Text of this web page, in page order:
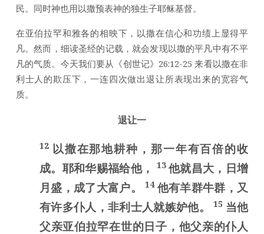
民。同时神也用以撒预表神的独生子耶稣基督。
在亚伯拉罕和雅各的相映下，以撒在信心和功绩上显得平
凡。然而，细读圣经的记载，就会发现以撒的平凡中有不平
凡的气质。今天我们要从《创世记》26:12-25 来看以撒在非
利士人的欺压下，一连四次做出退让所表现出来的宽容气
质。
退让一
12 以撒在那地耕种，那一年有百倍的收
成。耶和华赐福给他，
13他就昌大，日增
月盛，成了大富户。14 他有羊群牛群，又
有许多仆人，非利士人就嫉妒他。15 当他
父亲亚伯拉罕在世的日子，他父亲的仆人